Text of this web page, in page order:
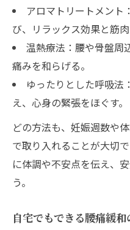
アロマトリートメント
び、リラックス効果と筋
温熱療法：腰や骨盤周
痛みを和らげる。
ゆったりとした呼吸法
え、心身の緊張をほぐす。
どの方法も、妊娠週数や
で取り入れることが大切
に体調や不安点を伝え、
う。
自宅でもできる腰痛緩和